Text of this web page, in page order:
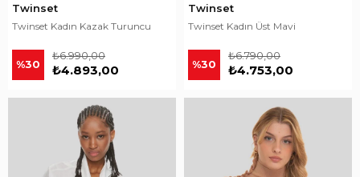
Twinset
Twinset Kadın Kazak Turuncu
%30 ₺4.893,00
₺6.990,00
Twinset
Twinset Kadın Üst Mavi
%30 ₺4.753,00
₺6.790,00